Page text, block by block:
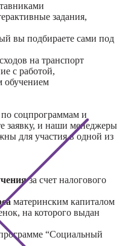
задания,
вы подбираете сами под
на транспорт
с работой,
обучением
по соцпрограммам и
заявку, и наши менеджеры
для участия в одной из
за счет налогового
материнским капиталом
на которого выдан
“Социальный